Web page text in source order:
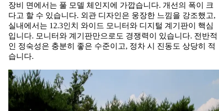
상
시
승
기]
기
미
어
장비 면에서는 풀 모델 체인지에 가깝습니다. 개선의 폭이 크
다고 할 수 있습니다. 외관 디자인은 웅장한 느낌을 강조했고,
실내에서는 12.3인치 와이드 모니터와 디지털 계기판이 핵심
입니다. 모니터와 계기판만으로도 경쟁력이 있습니다. 전반적
인 정숙성은 충분히 좋은 수준이고, 정차 시 진동도 상당히 적
습니다.